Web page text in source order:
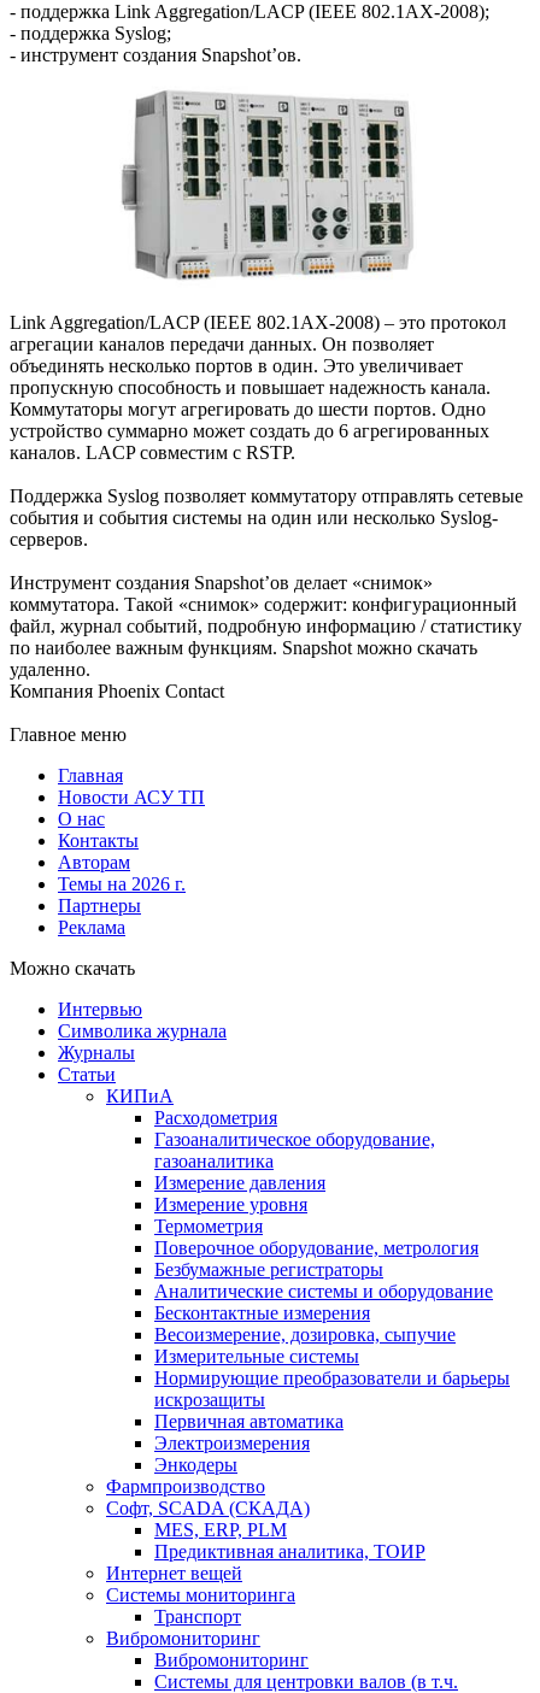
- поддержка Link Aggregation/LACP (IEEE 802.1AX-2008);
- поддержка Syslog;
- инструмент создания Snapshot’ов.
Link Aggregation/LACP (IEEE 802.1AX-2008) – это протокол
агрегации каналов передачи данных. Он позволяет
объединять несколько портов в один. Это увеличивает
пропускную способность и повышает надежность канала.
Коммутаторы могут агрегировать до шести портов. Одно
устройство суммарно может создать до 6 агрегированных
каналов. LACP совместим с RSTP.
Поддержка Syslog позволяет коммутатору отправлять сетевые
события и события системы на один или несколько Syslog-
серверов.
Инструмент создания Snapshot’ов делает «снимок»
коммутатора. Такой «снимок» содержит: конфигурационный
файл, журнал событий, подробную информацию / статистику
по наиболее важным функциям. Snapshot можно скачать
удаленно.
Компания Phoenix Contact
Главное меню
Главная
Новости АСУ ТП
О нас
Контакты
Авторам
Темы на 2026 г.
Партнеры
Реклама
Можно скачать
Интервью
Символика журнала
Журналы
Статьи
КИПиА
Расходометрия
Газоаналитическое оборудование,
газоаналитика
Измерение давления
Измерение уровня
Термометрия
Поверочное оборудование, метрология
Безбумажные регистраторы
Аналитические системы и оборудование
Бесконтактные измерения
Весоизмерение, дозировка, сыпучие
Измерительные системы
Нормирующие преобразователи и барьеры
искрозащиты
Первичная автоматика
Электроизмерения
Энкодеры
Фармпроизводство
Софт, SCADA (СКАДА)
MES, ERP, PLM
Предиктивная аналитика, ТОИР
Интернет вещей
Системы мониторинга
Транспорт
Вибромониторинг
Вибромониторинг
Системы для центровки валов (в т.ч.